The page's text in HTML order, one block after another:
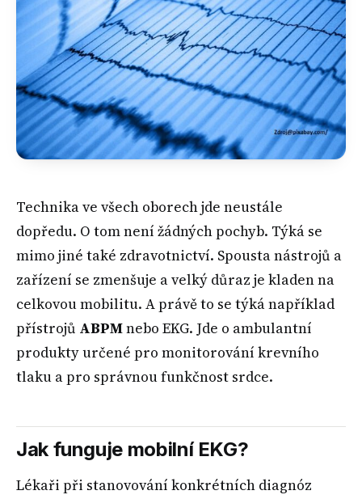
Technika ve všech oborech jde neustále
dopředu. O tom není žádných pochyb. Týká se
mimo jiné také zdravotnictví. Spousta nástrojů a
zařízení se zmenšuje a velký důraz je kladen na
celkovou mobilitu. A právě to se týká například
přístrojů ABPMnebo EKG. Jde o ambulantní
produkty určené pro monitorování krevního
tlaku a pro správnou funkčnost srdce.
Jak funguje mobilní EKG?
Lékaři při stanovování konkrétních diagnóz